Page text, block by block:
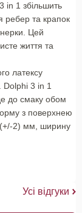
in 1 збільшить
ребер та крапок
Цей
життя та
латексу
Dolphi 3 in 1
до смаку обом
з поверхнею
(+/-2) мм, ширину
Усі відгуки